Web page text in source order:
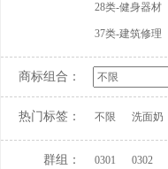
28类-健身器材
37类-建筑修理
商标组合：
热门标签： 不限 洗面奶
群组： 0301 0302